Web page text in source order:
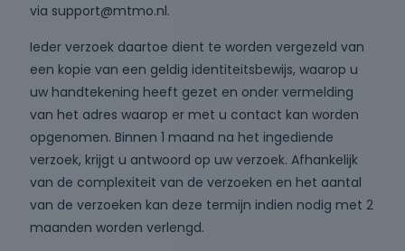
via support@mtmo.nl.
Ieder verzoek daartoe dient te worden vergezeld van
een kopie van een geldig identiteitsbewijs, waarop u
uw handtekening heeft gezet en onder vermelding
van het adres waarop er met u contact kan worden
opgenomen. Binnen 1 maand na het ingediende
verzoek, krijgt u antwoord op uw verzoek. Afhankelijk
van de complexiteit van de verzoeken en het aantal
van de verzoeken kan deze termijn indien nodig met 2
maanden worden verlengd.